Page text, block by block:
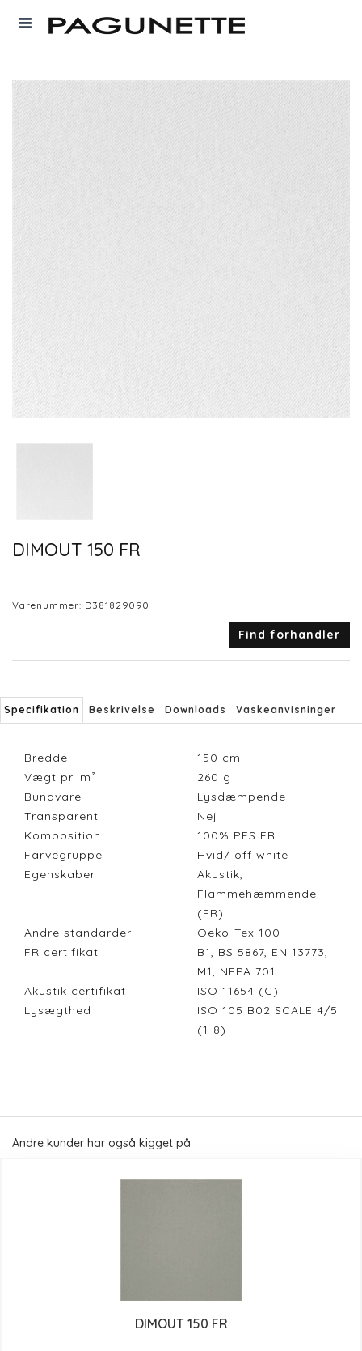
DIMOUT 150 FR
Varenummer: D381829090
Find forhandler
Specifikation Beskrivelse Downloads Vaskeanvisninger
Bredde 150 cm
Vægt pr. m²
260 g
Bundvare
Lysdæmpende
Transparent
Nej
Komposition
100% PES FR
Farvegruppe
Hvid/ off white
Egenskaber
Akustik,
Flammehæmmende
(FR)
Andre standarder
Oeko-Tex 100
FR certifikat
B1, BS 5867, EN 13773,
M1, NFPA 701
Akustik certifikat
ISO 11654 (C)
Lysægthed
ISO 105 B02 SCALE 4/5
(1-8)
Andre kunder har også kigget på
DIMOUT 150 FR